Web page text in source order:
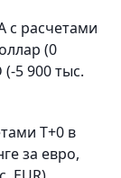
с расчетами
(0
5 900 тыс.
T+0 в
за евро,